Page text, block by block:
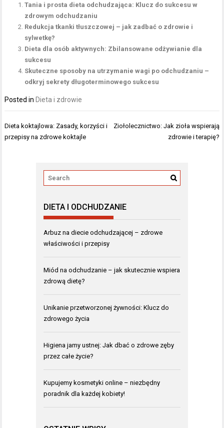
Tania i prosta dieta odchudzająca: Klucz do sukcesu w
zdrowym odchudzaniu
Redukcja tkanki tłuszczowej – jak zadbać o zdrowie i
sylwetkę?
Dieta dla osób aktywnych: Zbilansowane odżywianie dla
sukcesu
Skuteczne sposoby na utrzymanie wagi po odchudzaniu –
odkryj sekrety długoterminowego sukcesu
Posted in Dieta i zdrowie
Nawigacja
wpisu
Dieta koktajlowa: Zasady, korzyści i
przepisy na zdrowe koktajle
Ziołolecznictwo: Jak zioła wspierają
zdrowie i terapię?
DIETA I ODCHUDZANIE
Arbuz na diecie odchudzającej – zdrowe
właściwości i przepisy
Miód na odchudzanie – jak skutecznie wspiera
zdrową dietę?
Unikanie przetworzonej żywności: Klucz do
zdrowego życia
Higiena jamy ustnej: Jak dbać o zdrowe zęby
przez całe życie?
Kupujemy kosmetyki online – niezbędny
poradnik dla każdej kobiety!